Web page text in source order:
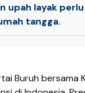
upah layak
tangga.
Buruh bersama